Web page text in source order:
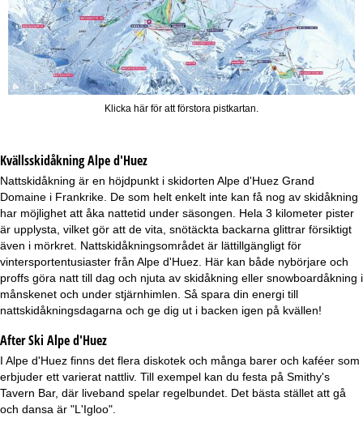
Klicka här för att förstora pistkartan.
KvällsskidåkningAlpe d'Huez
Nattskidåkning är en höjdpunkt i skidorten Alpe d'Huez Grand
Domaine i Frankrike. De som helt enkelt inte kan få nog av skidåkning
har möjlighet att åka nattetid under säsongen. Hela 3 kilometer pister
är upplysta, vilket gör att de vita, snötäckta backarna glittrar försiktigt
även i mörkret. Nattskidåkningsområdet är lättillgängligt för
vintersportentusiaster från Alpe d'Huez. Här kan både nybörjare och
proffs göra natt till dag och njuta av skidåkning eller snowboardåkning i
månskenet och under stjärnhimlen. Så spara din energi till
nattskidåkningsdagarna och ge dig ut i backen igen på kvällen!
After Ski Alpe d'Huez
I Alpe d'Huez finns det flera diskotek och många barer och kaféer som
erbjuder ett varierat nattliv. Till exempel kan du festa på Smithy's
Tavern Bar, där liveband spelar regelbundet. Det bästa stället att gå
och dansa är "L'Igloo".